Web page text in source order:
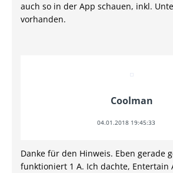
auch so in der App schauen, inkl.
vorhanden.
Coolman
04.01.2018 19:45:33
Danke für den Hinweis. Eben gerade
funktioniert 1 A. Ich dachte, Entertain